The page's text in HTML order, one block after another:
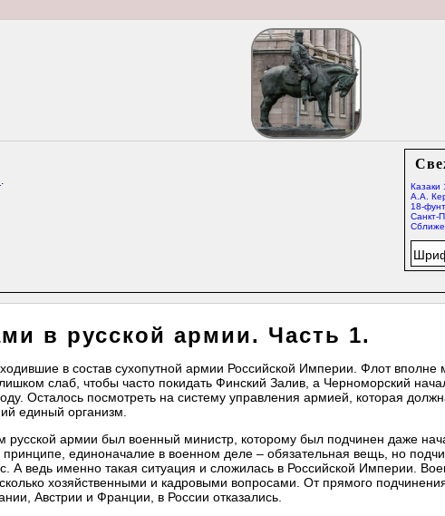
Казаки
А.А.
18-
Санкт-
.
в русской армии. Часть 1.
в состав сухопутной армии Российской Империи. Флот вполне
слаб, чтобы часто покидать Финский Залив, а Черноморский
Осталось посмотреть на систему управления армией, которая
единый организм.
армии был военный министр, которому был подчинен даже
единоначалие в военном деле – обязательная вещь, но
А ведь именно такая ситуация и сложилась в Российской Империи.
хозяйственными и кадровыми вопросами. От прямого
Австрии и Франции, в России отказались.